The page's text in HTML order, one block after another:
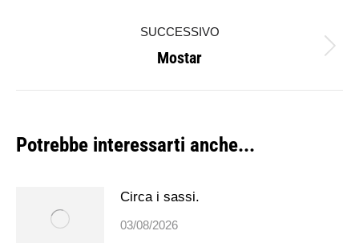
SUCCESSIVO
Prossimo
post:
Mostar
Potrebbe interessarti anche...
Circa i sassi.
03/08/2026